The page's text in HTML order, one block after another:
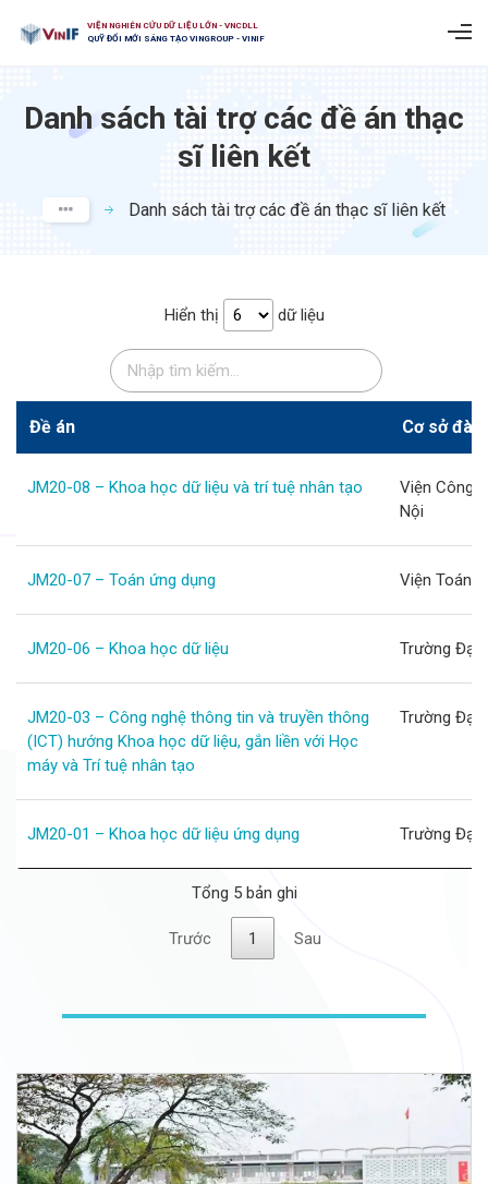
VIỆN NGHIÊN CỨU DỮ LIỆU LỚN - VNCDLL
QUỸ ĐỔI MỚI SÁNG TẠO VINGROUP - VINIF
Danh sách tài trợ các đề án thạc
sĩ liên kết
Danh sách tài trợ các đề án thạc sĩ liên kết
Hiển thị dữ liệu
Đề án Cơ sở
JM20-08 – Khoa học dữ liệu và trí tuệ nhân tạo
Viện Công
Nội
JM20-07 – Toán ứng dụng Viện Toán
JM20-06 – Khoa học dữ liệu Trường Đại
JM20-03 – Công nghệ thông tin và truyền thông
(ICT) hướng Khoa học dữ liệu, gắn liền với Học
máy và Trí tuệ nhân tạo
Trường Đại
JM20-01 – Khoa học dữ liệu ứng dụng Trường Đại
Tổng 5 bản ghi
Trước 1 Sau